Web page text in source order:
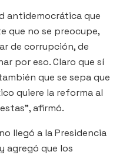
antidemocrática que
que no se preocupe,
de corrupción, de
por eso. Claro que sí
que se sepa que
quiere la reforma al
afirmó.
llegó a la Presidencia
agregó que los